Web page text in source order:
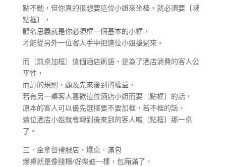
點不動，但你真的很想要這位小姐來坐檯，就必須要〔喊
點框〕，
顧名思義就是你必須框一個基本的小框，
才能從另外一位客人手中把這位小姐搶過來。
而〔前桌加框〕這個酒店術語，是為了酒店消費的客人公
平性，
而訂的規則，顧及先來後到的權益，
若有另一桌客人喜歡這位酒店小姐而要〔點框〕的話，
原本的客人可以優先選擇要不要加框，若不框的話，
這位酒店小姐就會轉到後來到的客人喊〔點框〕那一桌
了。
三．金拿督禮服店、爆桌．滿包
爆桌就是像錢櫃/好樂迪一樣，包廂滿了，